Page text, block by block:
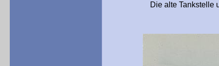
Die alte Tankstelle und